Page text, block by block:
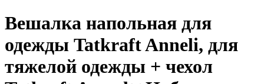
Вешалка напольная для
одежды Tatkraft Anneli, для
тяжелой одежды + чехол